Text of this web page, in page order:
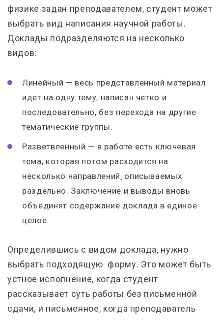
физике задан преподавателем, студент может
выбрать вид написания научной работы.
Доклады подразделяются на несколько
видов:
Линейный — весь представленный материал
идет на одну тему, написан четко и
последовательно, без перехода на другие
тематические группы.
Разветвленный — в работе есть ключевая
тема, которая потом расходится на
несколько направлений, описываемых
раздельно. Заключение и выводы вновь
объединят содержание доклада в единое
целое.
Определившись с видом доклада, нужно
выбрать подходящую форму. Это может быть
устное исполнение, когда студент
рассказывает суть работы без письменной
сдачи, и письменное, когда преподаватель